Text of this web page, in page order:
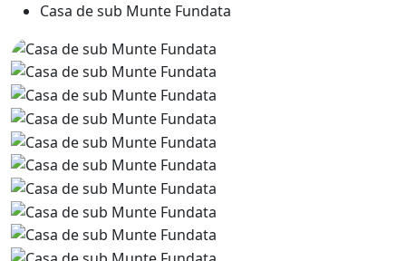
Casa de sub Munte Fundata